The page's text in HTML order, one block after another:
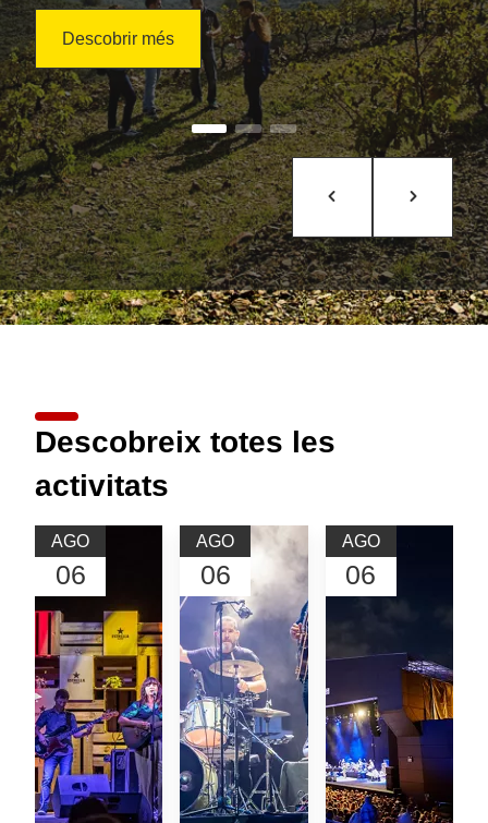
Descobrir més
Descobreix totes les
activitats
AGO
06
AGO
06
AGO
06